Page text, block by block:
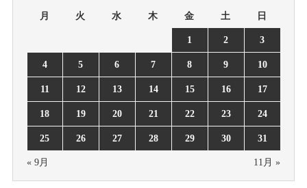
月 火 水 木 金 土 日
1 2 3
4 5 6 7 8 9 10
11 12 13 14 15 16 17
18 19 20 21 22 23 24
25 26 27 28 29 30 31
« 9月 11月 »